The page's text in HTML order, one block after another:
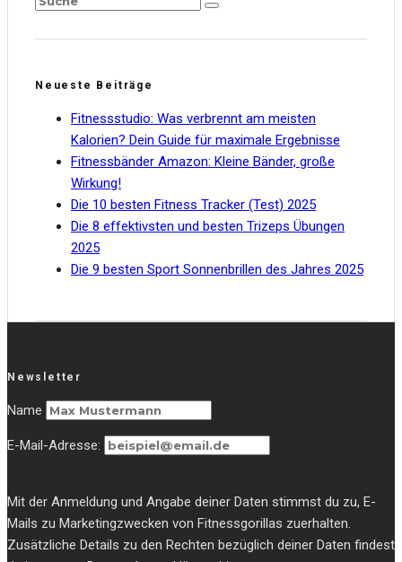
Neueste Beiträge
Fitnessstudio: Was verbrennt am meisten
Kalorien? Dein Guide für maximale Ergebnisse
Fitnessbänder Amazon: Kleine Bänder, große
Wirkung!
Die 10 besten Fitness Tracker (Test) 2025
Die 8 effektivsten und besten Trizeps Übungen
2025
Die 9 besten Sport Sonnenbrillen des Jahres 2025
Newsletter
Name
E-Mail-Adresse:
Mit der Anmeldung und Angabe deiner Daten stimmst du zu, E-
Mails zu Marketingzwecken von Fitnessgorillas zuerhalten.
Zusätzliche Details zu den Rechten bezüglich deiner Daten findest